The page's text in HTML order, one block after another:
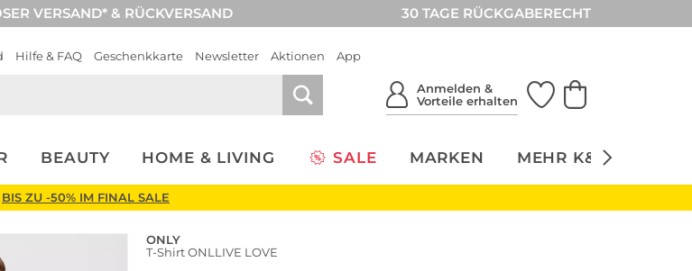
VERSAND* & RÜCKVERSAND 30 TAGE RÜCKGABERECHT
Hilfe & FAQ Geschenkkarte Newsletter Aktionen App
Anmelden &
Vorteile erhalten
BEAUTY HOME & LIVING SALE MARKEN MEHR K&Ö
BIS ZU -50% IM FINAL SALE
ONLY
T-Shirt ONLLIVE LOVE